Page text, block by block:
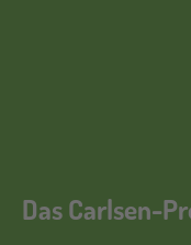
Das Carlsen-